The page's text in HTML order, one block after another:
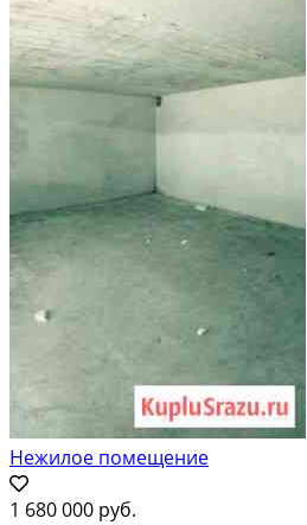
Нежилое помещение
1 680 000 руб.